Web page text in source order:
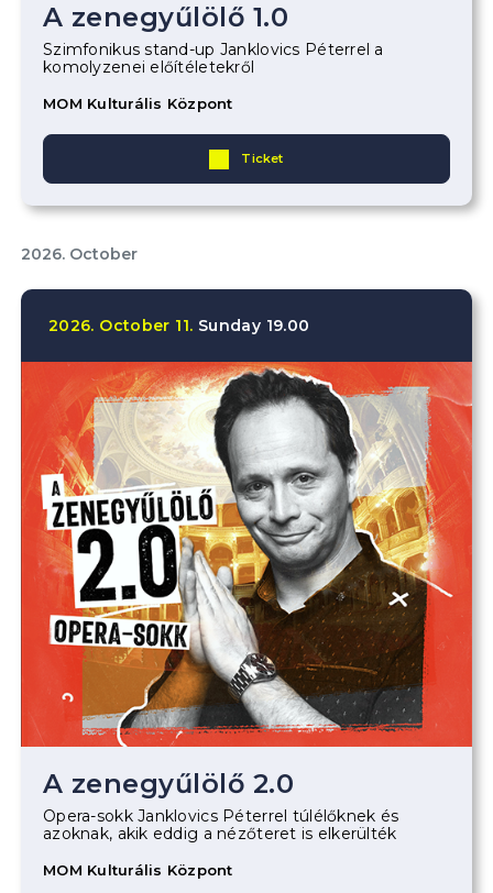
A zenegyűlölő 1.0
Szimfonikus stand-up Janklovics Péterrel a
komolyzenei előítéletekről
MOM Kulturális Központ
Ticket
2026. October
2026. October 11. Sunday 19.00
A zenegyűlölő 2.0
Opera-sokk Janklovics Péterrel túlélőknek és
azoknak, akik eddig a nézőteret is elkerülték
MOM Kulturális Központ